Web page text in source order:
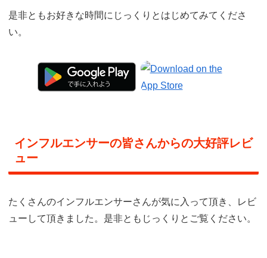
是非ともお好きな時間にじっくりとはじめてみてくださ
い。
インフルエンサーの皆さんからの大好評レビ
ュー
たくさんのインフルエンサーさんが気に入って頂き、レビ
ューして頂きました。是非ともじっくりとご覧ください。